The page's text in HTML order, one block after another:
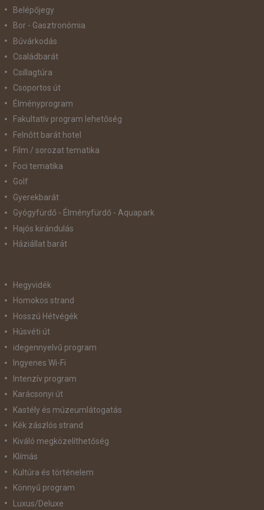
Belépőjegy
Bor - Gasztronómia
Búvárkodás
Családbarát
Csillagtúra
Csoportos út
Élményprogram
Fakultatív program lehetőség
Felnőtt barát hotel
Film / sorozat tematika
Foci tematika
Golf
Gyerekbarát
Gyógyfürdő - Élményfürdő - Aquapark
Hajós kirándulás
Háziállat barát
Hegyvidék
Homokos strand
Hosszú Hétvégék
Húsvéti út
idegennyelvű program
Ingyenes Wi-Fi
Intenzív program
Karácsonyi út
Kastély és múzeumlátogatás
Kék zászlós strand
Kiváló megközelíthetőség
Klímás
Kultúra és történelem
Könnyű program
Luxus/Deluxe